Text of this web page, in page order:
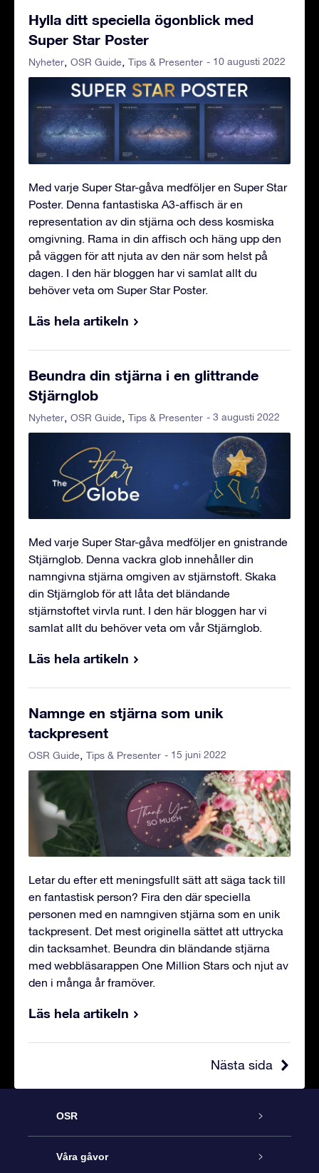
Hylla ditt speciella ögonblick med
Super Star Poster
Nyheter OSR Guide Tips & Presenter - 10 augusti 2022
Med varje Super Star-gåva medföljer en Super Star
Poster. Denna fantastiska A3-affisch är en
representation av din stjärna och dess kosmiska
omgivning. Rama in din affisch och häng upp den
på väggen för att njuta av den när som helst på
dagen. I den här bloggen har vi samlat allt du
behöver veta om Super Star Poster.
Läs hela artikeln
Beundra din stjärna i en glittrande
Stjärnglob
Nyheter OSR Guide Tips & Presenter - 3 augusti 2022
Med varje Super Star-gåva medföljer en gnistrande
Stjärnglob. Denna vackra glob innehåller din
namngivna stjärna omgiven av stjärnstoft. Skaka
din Stjärnglob för att låta det bländande
stjärnstoftet virvla runt. I den här bloggen har vi
samlat allt du behöver veta om vår Stjärnglob.
Läs hela artikeln
Namnge en stjärna som unik
tackpresent
OSR Guide Tips & Presenter - 15 juni 2022
Letar du efter ett meningsfullt sätt att säga tack till
en fantastisk person? Fira den där speciella
personen med en namngiven stjärna som en unik
tackpresent. Det mest originella sättet att uttrycka
din tacksamhet. Beundra din bländande stjärna
med webbläsarappen One Million Stars och njut av
den i många år framöver.
Läs hela artikeln
Nästa sida
OSR
Kundtjänst
Våra gåvor